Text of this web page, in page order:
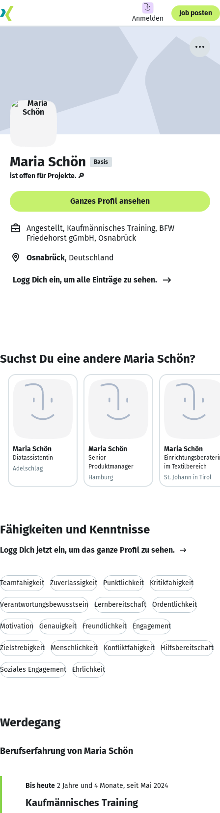
Anmelden
Job posten
Maria Schön Basis
ist offen für Projekte. 🔎
Ganzes Profil ansehen
Angestellt, Kaufmännisches Training, BFW
Friedehorst gGmbH, Osnabrück
Osnabrück, Deutschland
Logg Dich ein, um alle Einträge zu sehen.
Suchst Du eine andere Maria Schön?
Maria Schön
Diätassistentin
Adelschlag
Maria Schön
Senior
Produktmanager
Hamburg
Maria Schön
im Textilbereich
St. Johann in Tirol
Fähigkeiten und Kenntnisse
Logg Dich jetzt ein, um das ganze Profil zu sehen.
Teamfähigkeit Zuverlässigkeit Pünktlichkeit Kritikfähigkeit
Verantwortungsbewusstsein Lernbereitschaft Ordentlichkeit
Motivation Genauigkeit Freundlichkeit Engagement
Zielstrebigkeit Menschlichkeit Konfliktfähigkeit Hilfsbereitschaft
Soziales Engagement Ehrlichkeit
Werdegang
Berufserfahrung von Maria Schön
Bis heute 2 Jahre und 4 Monate, seit Mai 2024
Kaufmännisches Training